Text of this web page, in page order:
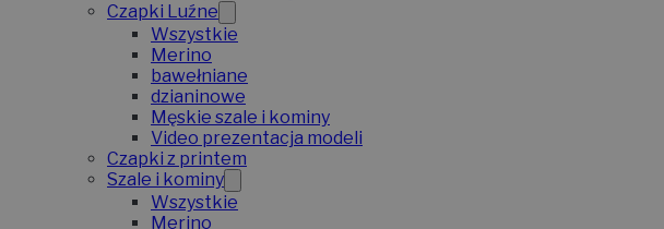
Czapki Luźne
Wszystkie
Merino
bawełniane
dzianinowe
Męskie szale i kominy
Video prezentacja modeli
Czapki z printem
Szale i kominy
Wszystkie
Merino